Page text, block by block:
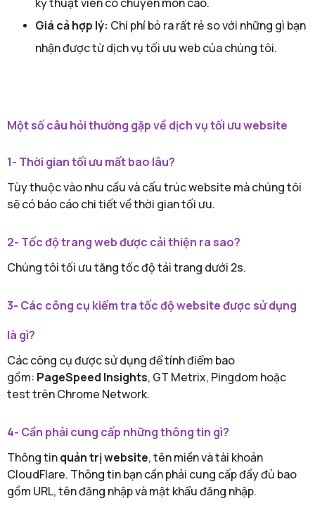
Giá cả hợp lý: Chi phí bỏ ra rất rẻ so với những gì bạn
nhận được từ dịch vụ tối ưu web của chúng tôi.
Một số câu hỏi thường gặp về dịch vụ tối ưu website
1- Thời gian tối ưu mất bao lâu?
Tùy thuộc vào nhu cầu và cấu trúc website mà chúng tôi
sẽ có báo cáo chi tiết về thời gian tối ưu.
2- Tốc độ trang web được cải thiện ra sao?
Chúng tôi tối ưu tăng tốc độ tải trang dưới 2s.
3- Các công cụ kiểm tra tốc độ website được sử dụng
là gì?
Các công cụ được sử dụng để tính điểm bao
gồm: PageSpeed Insights, GT Metrix, Pingdom hoặc
test trên Chrome Network.
4- Cần phải cung cấp những thông tin gì?
Thông tinquản trị website, tên miền và tài khoản
CloudFlare. Thông tin bạn cần phải cung cấp đầy đủ bao
gồm URL, tên đăng nhập và mật khẩu đăng nhập.